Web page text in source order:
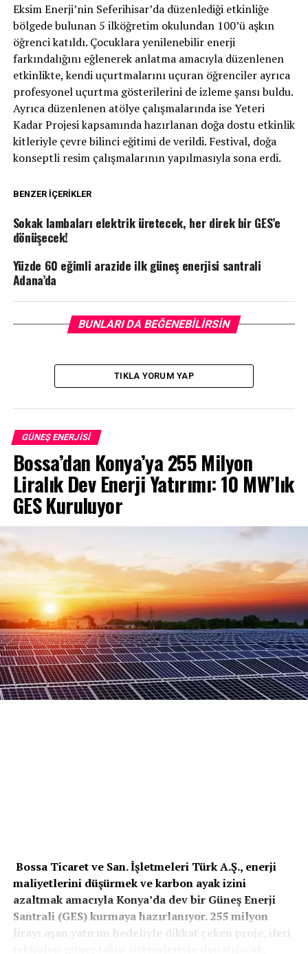
Eksim Enerji’nin Seferihisar’da düzenlediği etkinliğe
bölgede bulunan 5 ilköğretim okulundan 100’ü aşkın
öğrenci katıldı. Çocuklara yenilenebilir enerji
farkındalığını eğlenerek anlatma amacıyla düzenlenen
etkinlikte, kendi uçurtmalarını uçuran öğrenciler ayrıca
profesyonel uçurtma gösterilerini de izleme şansı buldu.
Ayrıca düzenlenen atölye çalışmalarında ise Yeteri
Kadar Projesi kapsamında hazırlanan doğa dostu etkinlik
kitleriyle çevre bilinci eğitimi de verildi. Festival, doğa
konseptli resim çalışmalarının yapılmasıyla sona erdi.
BENZER İÇERIKLER
Sokak lambaları elektrik üretecek, her direk bir GES’e
dönüşecek!
Yüzde 60 eğimli arazide ilk güneş enerjisi santrali
Adana’da
BUNLARI DA BEĞENEBILIRSIN
TIKLA YORUM YAP
GÜNEŞ ENERJISI
Bossa’dan Konya’ya 255 Milyon
Liralık Dev Enerji Yatırımı: 10 MW’lık
GES Kuruluyor
Bossa Ticaret ve San. İşletmeleri Türk A.Ş., enerji
maliyetlerini düşürmek ve karbon ayak izini
azaltmak amacıyla Konya’da dev bir Güneş Enerji
Santrali (GES) kurmaya hazırlanıyor. 255 milyon
lirayı aşan yatırım bedeliyle dikkat çeken proje, ileri